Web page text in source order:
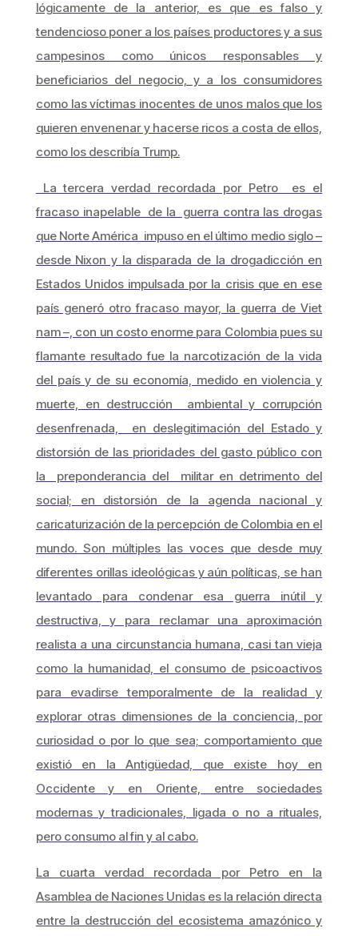
lógicamente de la anterior, es que es falso y
tendencioso poner a los países productores y a sus
campesinos como únicos responsables y
beneficiarios del negocio, y a los consumidores
como las víctimas inocentes de unos malos que los
quieren envenenar y hacerse ricos a costa de ellos,
como los describía Trump.
La tercera verdad recordada por Petro es el
fracaso inapelable de la guerra contra las drogas
que Norte América impuso en el último medio siglo –
desde Nixon y la disparada de la drogadicción en
Estados Unidos impulsada por la crisis que en ese
país generó otro fracaso mayor, la guerra de Viet
nam –, con un costo enorme para Colombia pues su
flamante resultado fue la narcotización de la vida
del país y de su economía, medido en violencia y
muerte, en destrucción ambiental y corrupción
desenfrenada, en deslegitimación del Estado y
distorsión de las prioridades del gasto público con
la preponderancia del militar en detrimento del
social; en distorsión de la agenda nacional y
caricaturización de la percepción de Colombia en el
mundo. Son múltiples las voces que desde muy
diferentes orillas ideológicas y aún políticas, se han
levantado para condenar esa guerra inútil y
destructiva, y para reclamar una aproximación
realista a una circunstancia humana, casi tan vieja
como la humanidad, el consumo de psicoactivos
para evadirse temporalmente de la realidad y
explorar otras dimensiones de la conciencia, por
curiosidad o por lo que sea; comportamiento que
existió en la Antigüedad, que existe hoy en
Occidente y en Oriente, entre sociedades
modernas y tradicionales, ligada o no a rituales,
pero consumo al fin y al cabo.
La cuarta verdad recordada por Petro en la
Asamblea de Naciones Unidas es la relación directa
entre la destrucción del ecosistema amazónico y